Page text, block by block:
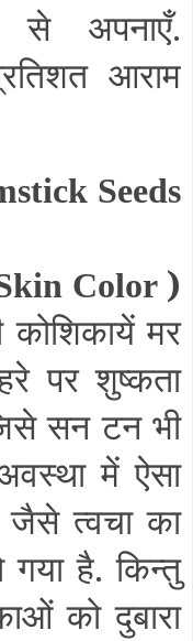
से अपनाएँ.
आराम
Seeds
Color )
मर
पर शुष्कता
सन टन भी
में ऐसा
जैसे त्वचा का
गया है. किन्तु
को दुबारा